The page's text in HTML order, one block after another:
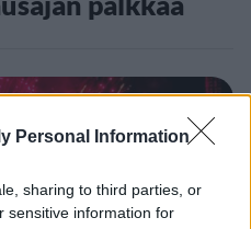
Personal Information
sharing to third parties, or
sensitive information for